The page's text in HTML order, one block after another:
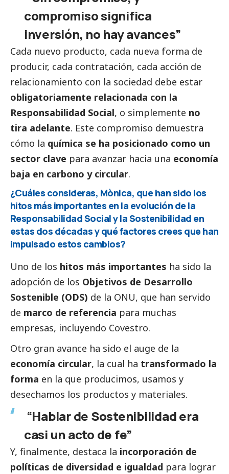
compromiso significa
inversión, no hay avances”
Cada nuevo producto, cada nueva forma de
producir, cada contratación, cada acción de
relacionamiento con la sociedad debe estar
obligatoriamente relacionada con la
Responsabilidad Social, o simplemente no
tira adelante. Este compromiso demuestra
cómo la química se ha posicionado como un
sector clave para avanzar hacia una economía
baja en carbono y circular.
¿Cuáles consideras, Mònica, que han sido los
hitos más importantes en la evolución de la
ResponsabilidadSocialy la Sostenibilidad en
estas dos décadas y qué factores crees que han
impulsado estos cambios?
Uno de los hitos más importantes ha sido la
adopción de los Objetivos de Desarrollo
Sostenible (ODS) de la ONU, que han servido
de marco de referencia para muchas
empresas, incluyendo Covestro.
Otro gran avance ha sido el auge de la
economía circular, la cual ha transformado la
forma en la que producimos, usamos y
desechamos los productos y materiales.
“Hablar de Sostenibilidad era
casi un acto de fe”
Y, finalmente, destaca la incorporación de
políticas de diversidad e igualdad para lograr